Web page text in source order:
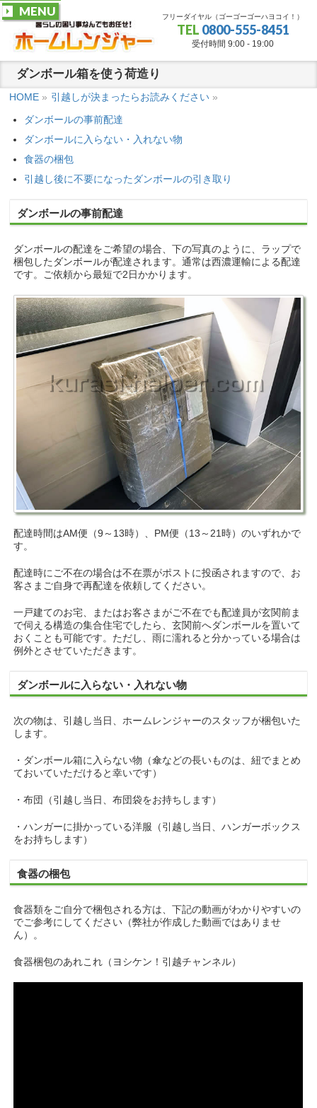
フリーダイヤル（ゴーゴーゴーハヨコイ！）
TEL 0800-555-8451
受付時間 9:00 - 19:00
MENU
ダンボール箱を使う荷造り
HOME » 引越しが決まったらお読みください »
ダンボールの事前配達
ダンボールに入らない・入れない物
食器の梱包
引越し後に不要になったダンボールの引き取り
ダンボールの事前配達
ダンボールの配達をご希望の場合、下の写真のように、ラップで
梱包したダンボールが配達されます。通常は西濃運輸による配達
です。ご依頼から最短で2日かかります。
配達時間はAM便（9～13時）、PM便（13～21時）のいずれかで
す。
配達時にご不在の場合は不在票がポストに投函されますので、お
客さまご自身で再配達を依頼してください。
一戸建てのお宅、またはお客さまがご不在でも配達員が玄関前ま
で伺える構造の集合住宅でしたら、玄関前へダンボールを置いて
おくことも可能です。ただし、雨に濡れると分かっている場合は
例外とさせていただきます。
ダンボールに入らない・入れない物
次の物は、引越し当日、ホームレンジャーのスタッフが梱包いた
します。
・ダンボール箱に入らない物（傘などの長いものは、紐でまとめ
ておいていただけると幸いです）
・布団（引越し当日、布団袋をお持ちします）
・ハンガーに掛かっている洋服（引越し当日、ハンガーボックス
をお持ちします）
食器の梱包
食器類をご自分で梱包される方は、下記の動画がわかりやすいの
でご参考にしてください（弊社が作成した動画ではありませ
ん）。
食器梱包のあれこれ（ヨシケン！引越チャンネル）